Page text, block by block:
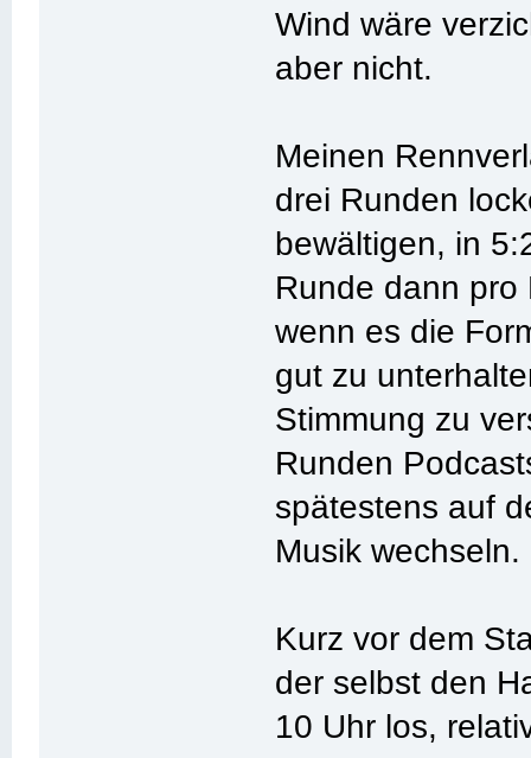
Wind wäre
aber nicht.
Meinen
drei Runden
bewältigen, in
Runde dann pro
wenn es die
gut zu
Stimmung zu
Runden
spätestens auf
Musik wechseln.
Kurz vor dem
der selbst den
10 Uhr los,